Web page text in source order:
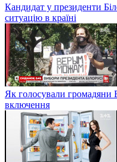
Кандидат у президенти
ситуацію в країні
Як голосували громадяни
включення